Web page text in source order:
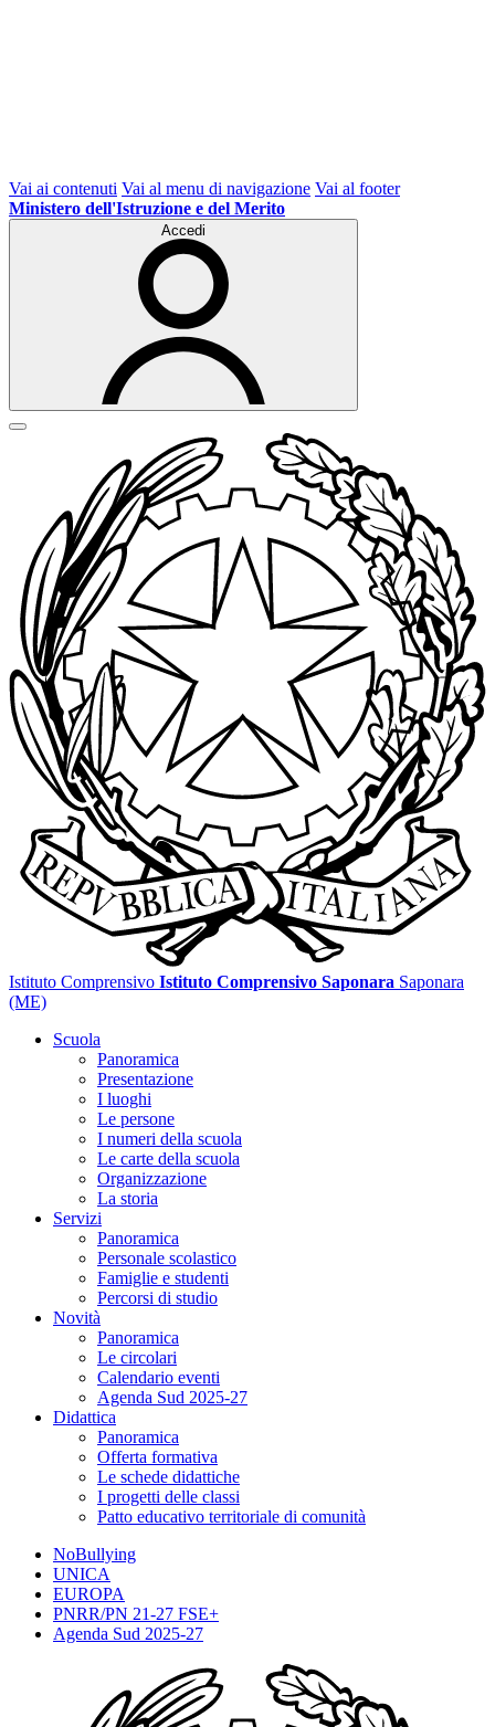
Vai ai contenuti Vai al menu di navigazione Vai al footer
Ministero dell'Istruzione e del Merito
Accedi
Istituto Comprensivo Istituto Comprensivo Saponara Saponara
(ME)
Scuola
Panoramica
Presentazione
I luoghi
Le persone
I numeri della scuola
Le carte della scuola
Organizzazione
La storia
Servizi
Panoramica
Personale scolastico
Famiglie e studenti
Percorsi di studio
Novità
Panoramica
Le circolari
Calendario eventi
Agenda Sud 2025-27
Didattica
Panoramica
Offerta formativa
Le schede didattiche
I progetti delle classi
Patto educativo territoriale di comunità
NoBullying
UNICA
EUROPA
PNRR/PN 21-27 FSE+
Agenda Sud 2025-27